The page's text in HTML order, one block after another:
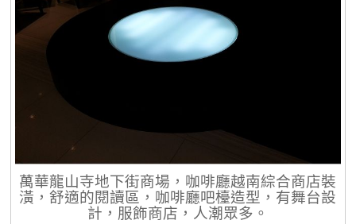
萬華龍山寺地下街商場，咖啡廳越南綜合商店裝
潢，舒適的閱讀區，咖啡廳吧檯造型，有舞台設
計，服飾商店，人潮眾多。